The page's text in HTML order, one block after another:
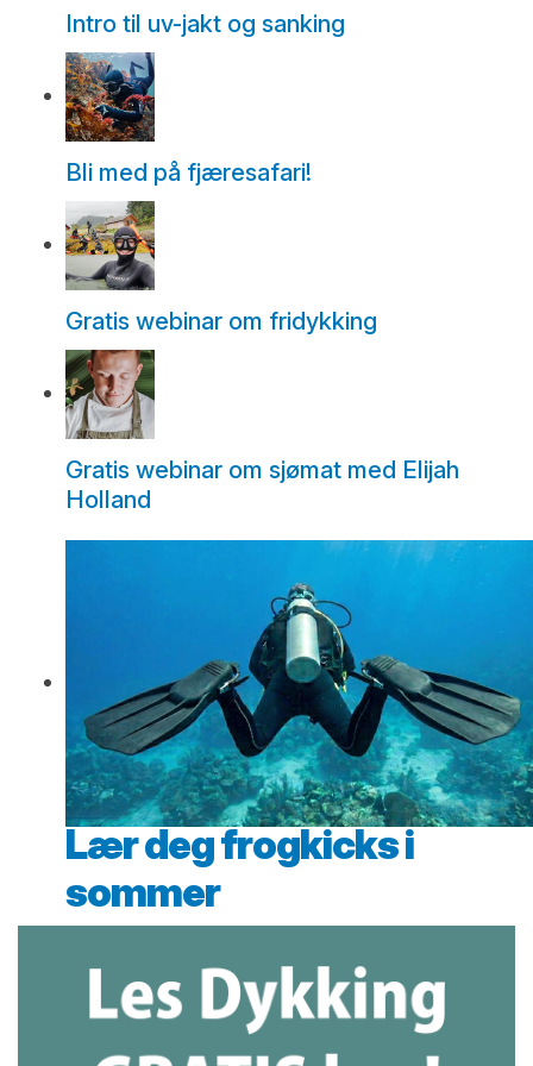
Intro til uv-jakt og sanking
Bli med på fjæresafari!
Gratis webinar om fridykking
Gratis webinar om sjømat med Elijah
Holland
Lær deg frogkicks i
sommer